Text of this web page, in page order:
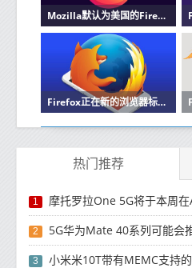
Mozilla默认为美国的Firefox用户启用基于HTTPS的DNS
Firefox正在新的浏览器标签中测试赞助故事
热门推荐
1 摩托罗拉One 5G将于本周
2 5G华为Mate 40系列可能会
3 小米米10T带有MEMC支持